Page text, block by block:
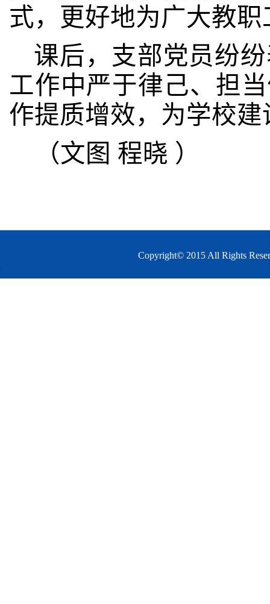
式，更好地为广大教
课后，支部党员纷
工作中严于律己、担
作提质增效，为学校
（文图 程晓 ）
Copyright© 2015 All Rights
.